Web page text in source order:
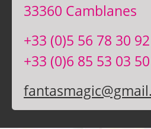
33360 Camblanes
+33 (0)5 56 78 30 92
+33 (0)6 85 53 03 50